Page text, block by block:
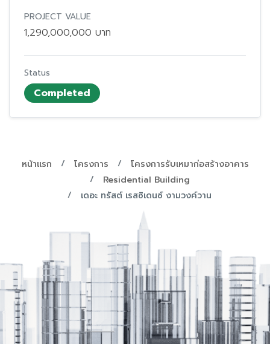
PROJECT VALUE
1,290,000,000 บาท
Status
Completed
หน้าแรก โครงการ
โครงการรับเหมาก่อสร้างอาคาร
Residential Building
เดอะ ทรัสต์ เรสซิเดนซ์ งามวงค์วาน